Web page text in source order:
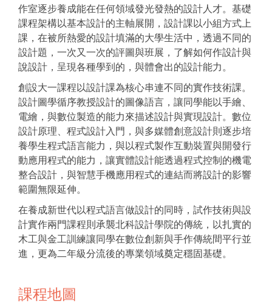
作室逐步養成能在任何領域發光發熱的設計人才。基礎
課程架構以基本設計的主軸展開，設計課以小組方式上
課，在被所熱愛的設計填滿的大學生活中，透過不同的
設計題，一次又一次的評圖與班展，了解如何作設計與
說設計，呈現各種學到的，與體會出的設計能力。
創設大一課程以設計課為核心串連不同的實作技術課。
設計圖學循序教授設計的圖像語言，讓同學能以手繪、
電繪，與數位製造的能力來描述設計與實現設計。數位
設計原理、程式設計入門，與多媒體創意設計則逐步培
養學生程式語言能力，與以程式製作互動裝置與開發行
動應用程式的能力，讓實體設計能透過程式控制的機電
整合設計，與智慧手機應用程式的連結而將設計的影響
範圍無限延伸。
在養成新世代以程式語言做設計的同時，試作技術與設
計實作兩門課程則承襲北科設計學院的傳統，以扎實的
木工與金工訓練讓同學在數位創新與手作傳統間平行並
進，更為二年級分流後的專業領域奠定穩固基礎。
課程地圖